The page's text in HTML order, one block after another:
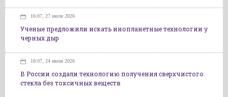
16:07, 27 июля 2026
Ученые предложили искать инопланетные технологии у
черных дыр
18:07, 24 июля 2026
В России создали технологию получения сверхчистого
стекла без токсичных веществ